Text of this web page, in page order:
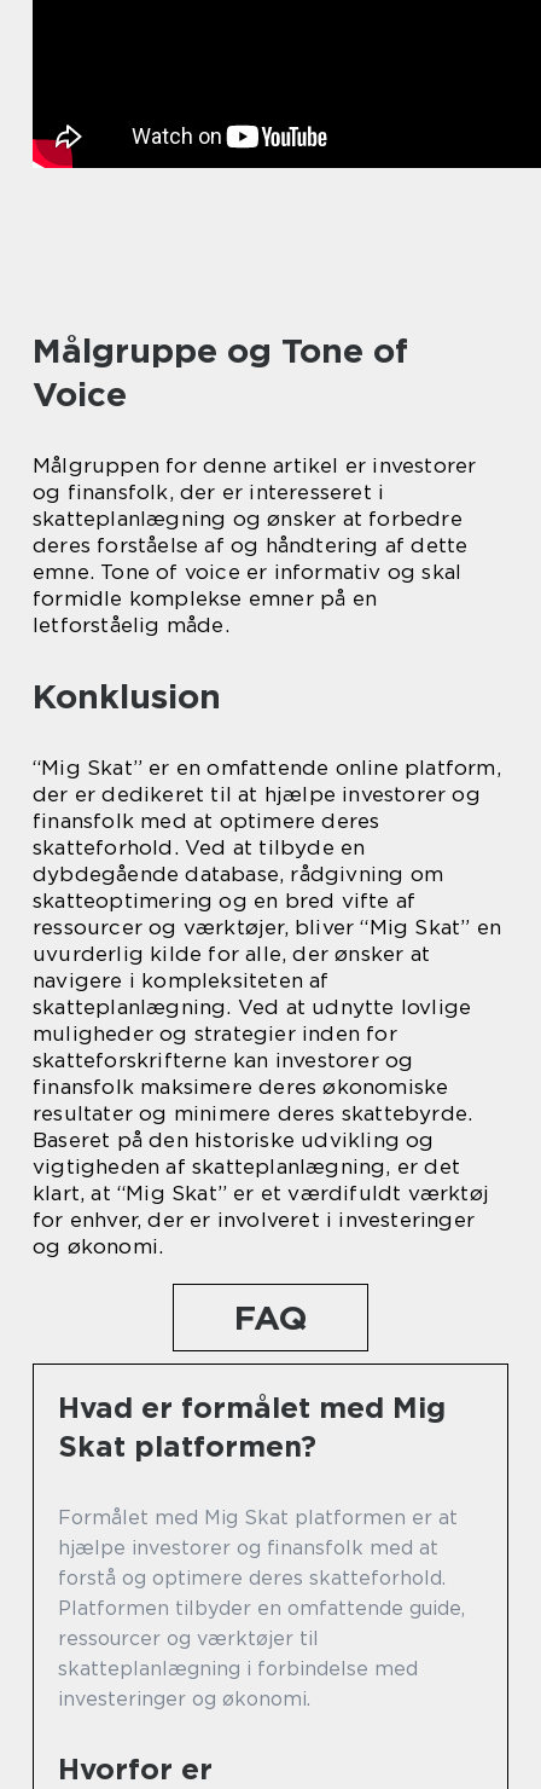
Målgruppe og Tone of
Voice
Målgruppen for denne artikel er investorer
og finansfolk, der er interesseret i
skatteplanlægning og ønsker at forbedre
deres forståelse af og håndtering af dette
emne. Tone of voice er informativ og skal
formidle komplekse emner på en
letforståelig måde.
Konklusion
“Mig Skat” er en omfattende online platform,
der er dedikeret til at hjælpe investorer og
finansfolk med at optimere deres
skatteforhold. Ved at tilbyde en
dybdegående database, rådgivning om
skatteoptimering og en bred vifte af
ressourcer og værktøjer, bliver “Mig Skat” en
uvurderlig kilde for alle, der ønsker at
navigere i kompleksiteten af
skatteplanlægning. Ved at udnytte lovlige
muligheder og strategier inden for
skatteforskrifterne kan investorer og
finansfolk maksimere deres økonomiske
resultater og minimere deres skattebyrde.
Baseret på den historiske udvikling og
vigtigheden af skatteplanlægning, er det
klart, at “Mig Skat” er et værdifuldt værktøj
for enhver, der er involveret i investeringer
og økonomi.
FAQ
Hvad er formålet med Mig
Skat platformen?
Formålet med Mig Skat platformen er at
hjælpe investorer og finansfolk med at
forstå og optimere deres skatteforhold.
Platformen tilbyder en omfattende guide,
ressourcer og værktøjer til
skatteplanlægning i forbindelse med
investeringer og økonomi.
Hvorfor er